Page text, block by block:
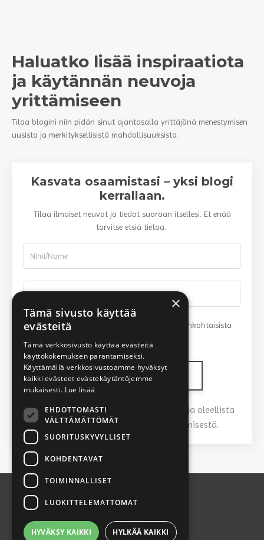
Haluatko lisää inspiraatiota
ja käytännän neuvoja
yrittämiseen
Tilaa blogini niin pidän sinut ajantasalla yrittäjänä menestymisen
uusista ja merkityksellisistä mahdollisuuksista.
Kasvata osaamistasi – yksi blogi
kerrallaan.
Tilaa ilmaiset neuvot ja tiedot suoraan itsellesi. Et enää
tarvitse etsiä tietoa.
Minulle saa lähettää tietoa kursseista, ajankohtaisista
Liity mukaan helposti
Älä pelkää, saat minulta vain tärkeää ja oleellista
informaatiota. En pidä spämmäämisestä.
3177635-4 Tietosuojaseloste
×
Tämä sivusto käyttää
evästeitä
Tämä verkkosivusto käyttää evästeitä
käyttökokemuksen parantamiseksi.
Käyttämällä verkkosivustoamme hyväksyt
kaikki evästeet evästekäytäntöjemme
mukaisesti. Lue lisää
EHDOTTOMASTI
VÄLTTÄMÄTTÖMÄT
SUORITUSKYVYLLISET
KOHDENTAVAT
TOIMINNALLISET
LUOKITTELEMATTOMAT
HYVÄKSY KAIKKI HYLKÄÄ KAIKKI